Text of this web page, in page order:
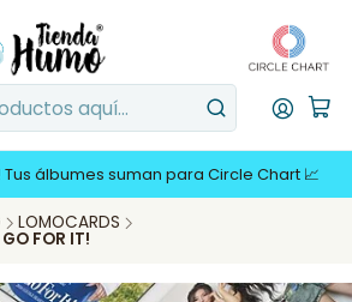
álbumes suman para Circle Chart 📈
LOMOCARDS
FOR IT!